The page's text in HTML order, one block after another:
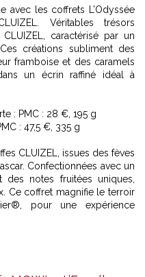
avec les coffrets L’Odyssée
Véritables trésors
caractérisé par un
créations subliment des
framboise et des caramels
un écrin raffiné idéal à
: PMC : 28 €, 195 g
: 47,5 €, 335 g
CLUIZEL, issues des fèves
Confectionnées avec un
notes fruitées uniques,
Ce coffret magnifie le terroir
pour une expérience